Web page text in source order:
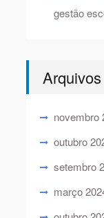
gestão
Arquivos
novembro
outubro
setembro
março